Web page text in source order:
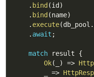
. bind (id )
. bind (name)
. execute(db_pool .
. await ;
match result {
Ok( ) =>
=>